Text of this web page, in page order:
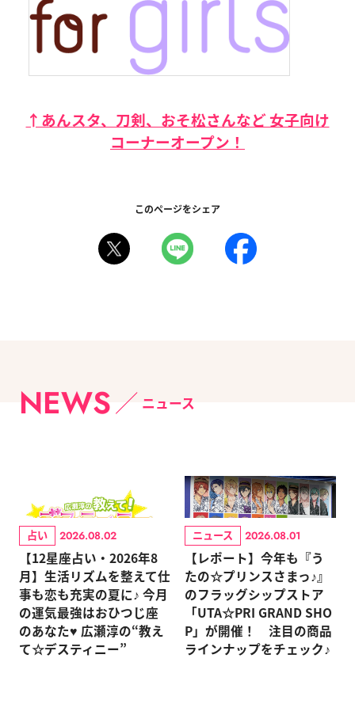
↑あんスタ、刀剣、おそ松さんなど 女子向け
コーナーオープン！
このページをシェア
NEWS ニュース
占い 2026.08.02
【12星座占い・2026年8
月】生活リズムを整えて仕
事も恋も充実の夏に♪ 今月
の運気最強はおひつじ座
のあなた♥ 広瀬淳の“教え
て☆デスティニー”
ニュース 2026.08.01
【レポート】今年も『う
たの☆プリンスさまっ♪』
のフラッグシップストア
「UTA☆PRI GRAND SHO
P」が開催！ 注目の商品
ラインナップをチェック♪